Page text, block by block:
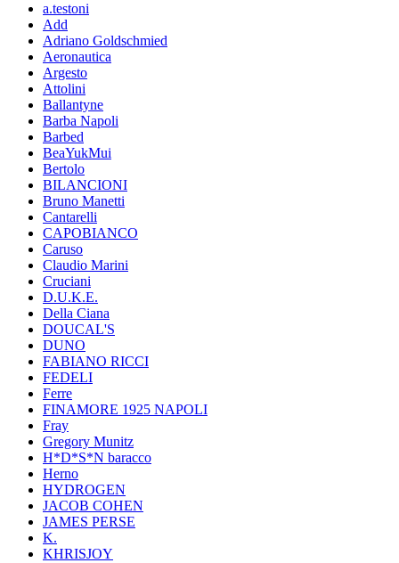
a.testoni
Add
Adriano Goldschmied
Aeronautica
Argesto
Attolini
Ballantyne
Barba Napoli
Barbed
BeaYukMui
Bertolo
BILANCIONI
Bruno Manetti
Cantarelli
CAPOBIANCO
Caruso
Claudio Marini
Cruciani
D.U.K.E.
Della Ciana
DOUCAL'S
DUNO
FABIANO RICCI
FEDELI
Ferre
FINAMORE 1925 NAPOLI
Fray
Gregory Munitz
H*D*S*N baracco
Herno
HYDROGEN
JACOB COHEN
JAMES PERSE
K.
KHRISJOY